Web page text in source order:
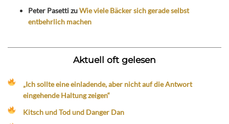
Peter PasettizuWie viele Bäcker sich gerade selbst
entbehrlich machen
Aktuell oft gelesen
„Ich sollte eine einladende, aber nicht auf die Antwort
eingehende Haltung zeigen“
Kitsch und Tod und Danger Dan